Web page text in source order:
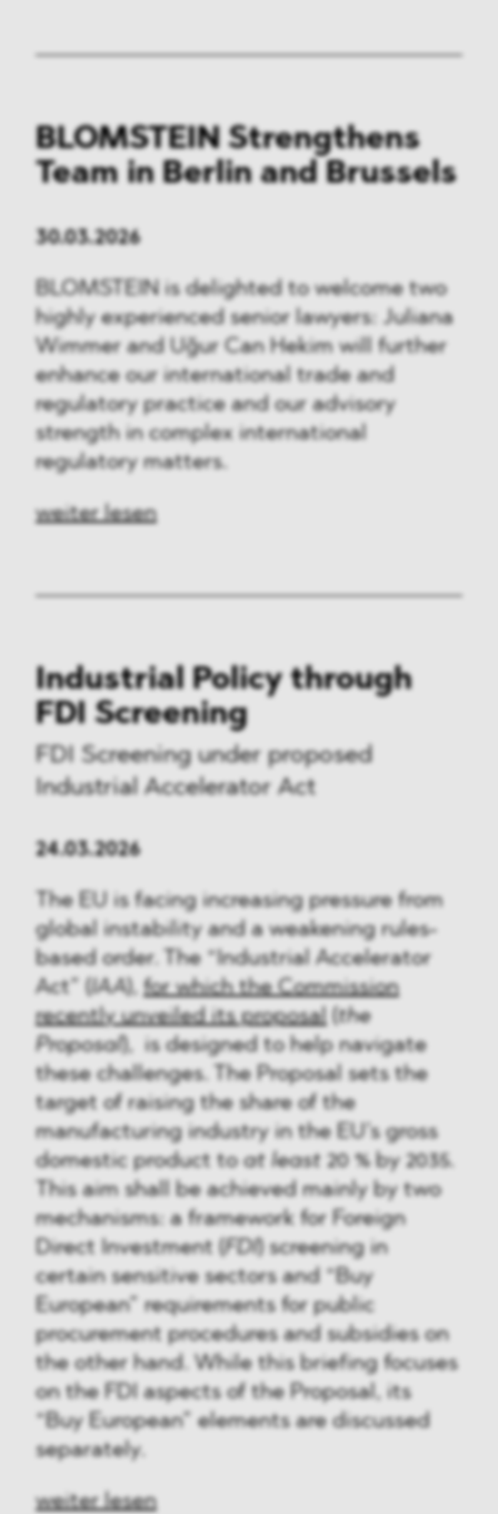
BLOMSTEIN Strengthens
Team in Berlin and Brussels
30.03.2026
BLOMSTEIN is delighted to welcome two
highly experienced senior lawyers: Juliana
Wimmer and Uğur Can Hekim will further
enhance our international trade and
regulatory practice and our advisory
strength in complex international
regulatory matters.
weiter lesen
Industrial Policy through
FDI Screening
FDI Screening under proposed
Industrial Accelerator Act
24.03.2026
The EU is facing increasing pressure from
global instability and a weakening rules-
based order. The “Industrial Accelerator
Act” (
IAA ), for which the Commission
recently unveiled its proposal
the
Proposal), is designed to help navigate
these challenges. The Proposal sets the
target of raising the share of the
manufacturing industry in the EU’s gross
domestic product toat least 20 % by 2035.
This aim shall be achieved mainly by two
mechanisms: a framework for Foreign
Direct Investment ( FDI) screening in
certain sensitive sectors and “Buy
European” requirements for public
procurement procedures and subsidies on
the other hand. While this briefing focuses
on the FDI aspects of the Proposal, its
“Buy European” elements are discussed
separately.
weiter lesen